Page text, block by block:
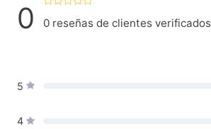
0 0 reseñas de clientes verificados
5
4